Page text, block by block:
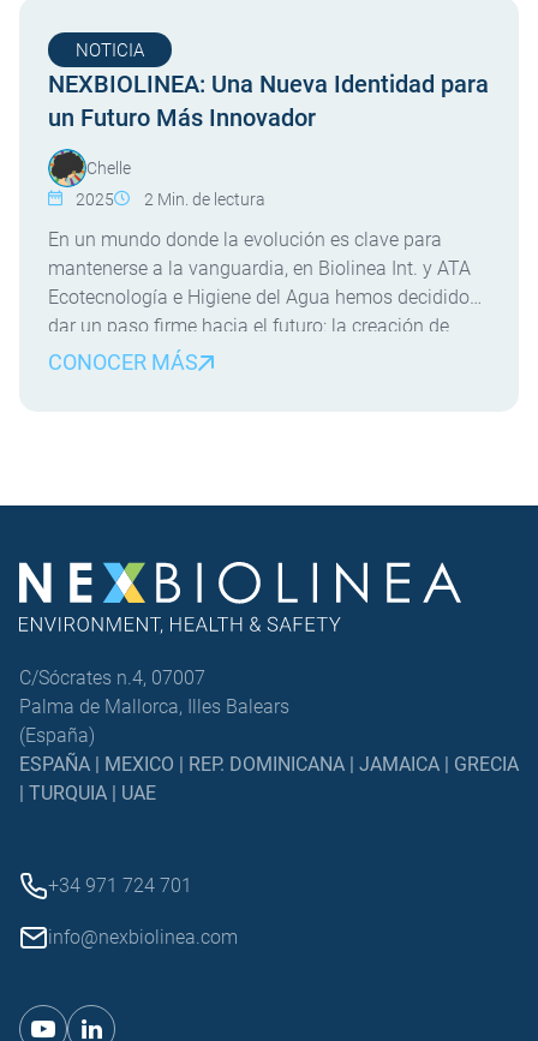
NEXBIOLINEA: Una Nueva Identidad para
un Futuro Más Innovador
NOTICIA
Chelle
2025
2 Min. de lectura
En un mundo donde la evolución es clave para
mantenerse a la vanguardia, en Biolinea Int. y ATA
Ecotecnología e Higiene del Agua hemos decidido
dar un paso firme hacia el futuro: la creación de
NEXBIOLINEA. Esta nueva identidad unificada
CONOCER MÁS
C/Sócrates n.4, 07007
Palma de Mallorca, Illes Balears
(España)
ESPAÑA | MEXICO | REP. DOMINICANA | JAMAICA | GRECIA
| TURQUIA | UAE
+34 971 724 701
info@nexbiolinea.com